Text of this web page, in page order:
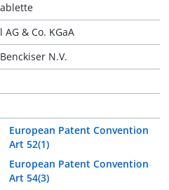
AG & Co. KGaA
N.V.
European Patent Convention
Art 52(1)
European Patent Convention
Art 54(3)